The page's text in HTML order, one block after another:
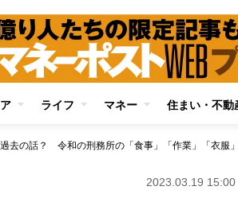
ライフ マネー 住まい・不動
2023.03.19 15:00